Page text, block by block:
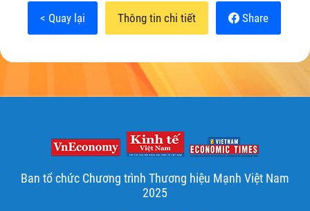
< Quay lại Thông tin chi tiết Share
Ban tổ chức Chương trình Thương hiệu Mạnh Việt Nam
2025